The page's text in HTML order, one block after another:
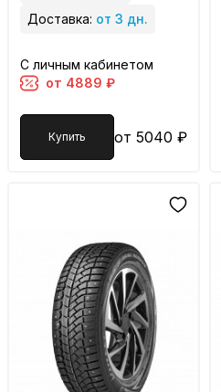
Доставка: от 3 дн.
С личным кабинетом
от 4889 ₽
Купить от 5040 ₽